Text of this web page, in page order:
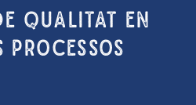
QUALITAT EN
PROCESSOS